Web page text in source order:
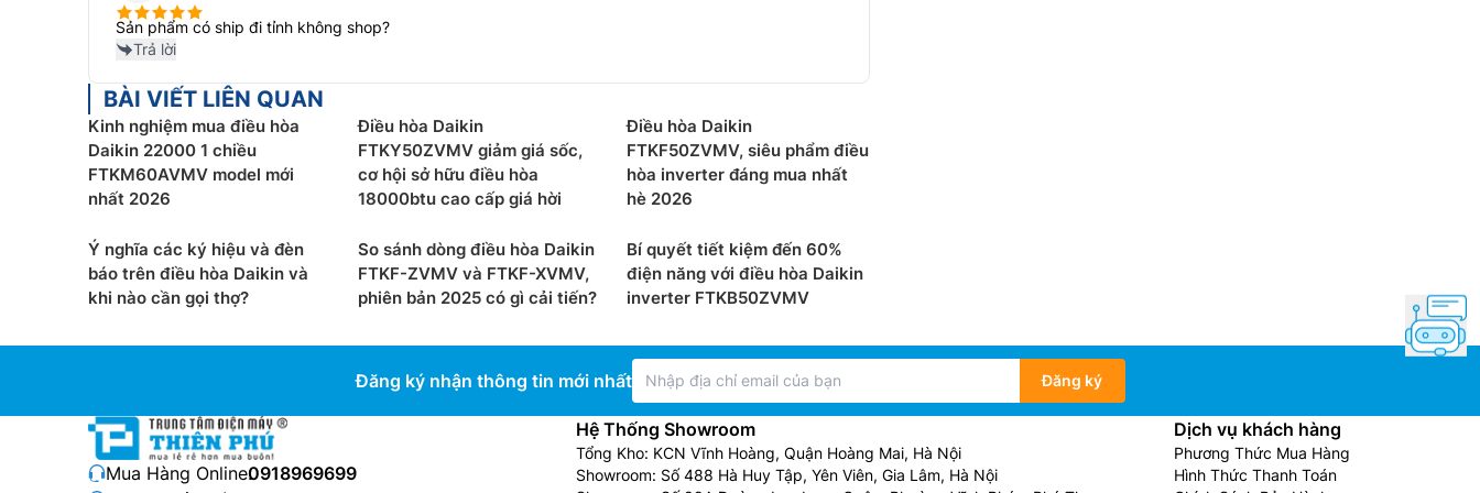
Sản phẩm có ship đi tỉnh không shop?
Trả lời
BÀI VIẾT LIÊN QUAN
Kinh nghiệm mua điều hòa
Daikin 22000 1 chiều
FTKM60AVMV model mới
nhất 2026
Điều hòa Daikin
FTKY50ZVMV giảm giá sốc,
cơ hội sở hữu điều hòa
18000btu cao cấp giá hời
Điều hòa Daikin
FTKF50ZVMV, siêu phẩm điều
hòa inverter đáng mua nhất
hè 2026
Ý nghĩa các ký hiệu và đèn
báo trên điều hòa Daikin và
khi nào cần gọi thợ?
So sánh dòng điều hòa Daikin
FTKF-ZVMV và FTKF-XVMV,
phiên bản 2025 có gì cải tiến?
Bí quyết tiết kiệm đến 60%
điện năng với điều hòa Daikin
inverter FTKB50ZVMV
Đăng ký nhận thông tin mới nhất Đăng ký
Mua Hàng Online:0918969699
Hệ Thống Showroom
Tổng Kho: KCN Vĩnh Hoàng, Quận Hoàng Mai, Hà Nội
Showroom: Số 488 Hà Huy Tập, Yên Viên, Gia Lâm, Hà Nội
Dịch vụ khách hàng
Phương Thức Mua Hàng
Hình Thức Thanh Toán